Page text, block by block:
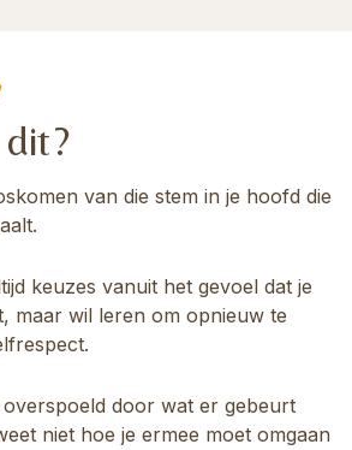
van die stem in je hoofd die
keuzes vanuit het gevoel dat je
maar wil leren om opnieuw te
door wat er gebeurt
niet hoe je ermee moet omgaan